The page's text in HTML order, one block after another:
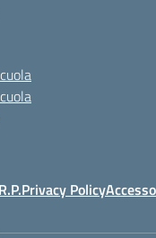
Privacy Policy